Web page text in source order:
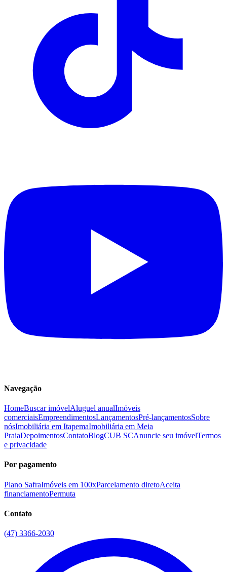
Navegação
HomeBuscar imóvelAluguel anualImóveis
comerciaisEmpreendimentosLançamentosPré-lançamentosSobre
nósImobiliária em ItapemaImobiliária em Meia
PraiaDepoimentosContatoBlogCUB SCAnuncie seu imóvelTermos
e privacidade
Por pagamento
Plano SafraImóveis em 100xParcelamento diretoAceita
financiamentoPermuta
Contato
(47) 3366-2030